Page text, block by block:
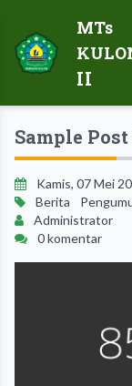
MTs
II
Sample Post
Kamis, 07 Mei
Berita
Administrator
0 komentar